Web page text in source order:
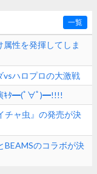
一覧
属性を発揮してしま
vsハロプロの大激戦
演ｷﾀ━(ﾟ∀ﾟ)━!!!!
チャ虫』の発売が決
BEAMSのコラボが決